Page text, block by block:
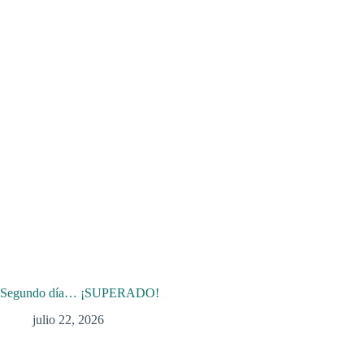
Segundo día… ¡SUPERADO!
julio 22, 2026